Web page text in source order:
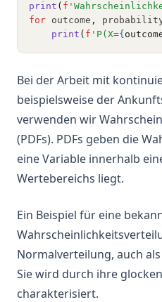
print ( f
for outcome ,
print ( f 'P(X={
Bei der Arbeit mit
beispielsweise der
verwenden wir
(PDFs). PDFs geben die
eine Variable innerhalb
Wertebereichs liegt.
Ein Beispiel für eine
Normalverteilung, auch
Sie wird durch ihre
charakterisiert.